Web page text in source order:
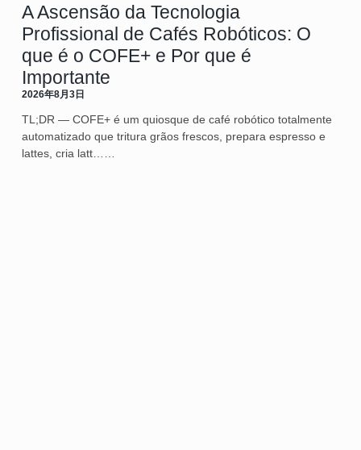
A Ascensão da Tecnologia
Profissional de Cafés Robóticos: O
que é o COFE+ e Por que é
Importante
2026年8月3日
TL;DR — COFE+ é um quiosque de café robótico totalmente
automatizado que tritura grãos frescos, prepara espresso e
lattes, cria latt……